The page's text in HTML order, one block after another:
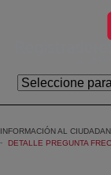
Saltar al
INFORMACIÓN AL
DETALLE PREGUNTA